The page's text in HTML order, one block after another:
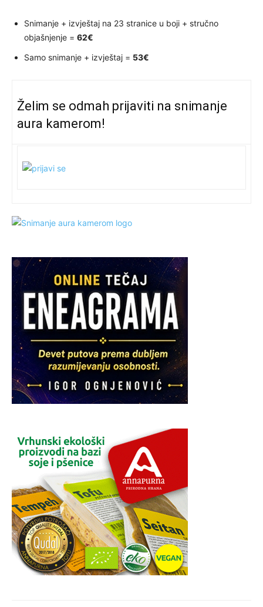
Snimanje + izvještaj na 23 stranice u boji + stručno
objašnjenje = 62€
Samo snimanje + izvještaj = 53€
Želim se odmah prijaviti na snimanje
aura kamerom!